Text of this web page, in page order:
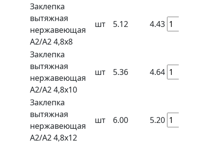
Заклепка
вытяжная
нержавеющая
A2/A2 4,8x8
шт 5.12 4.43
Заклепка
вытяжная
нержавеющая
A2/A2 4,8x10
шт 5.36 4.64
Заклепка
вытяжная
нержавеющая
A2/A2 4,8x12
шт 6.00 5.20